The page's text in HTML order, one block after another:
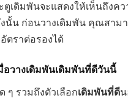
ตูเดิมพันจะแสดงให้เห็นถึงค
นั้น ก่อนวางเดิมพัน คุณสาม
ตราต่อรองได้
อวางเดิมพันเดิมพันที่ดีวันนี้
ๆ รวมถึงตัวเลือกเดิมพันที่ดี